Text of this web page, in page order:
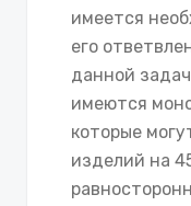
имеется
его
данной
имеются
которые
изделий на